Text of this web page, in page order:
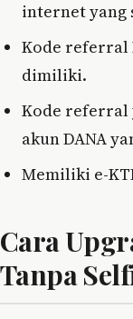
internet yang
Kode referral
dimiliki.
Kode referral
akun DANA
Memiliki e-
Cara
Tanpa